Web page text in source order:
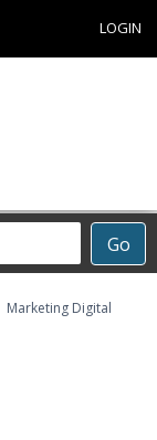
LOGIN
Go
Marketing Digital